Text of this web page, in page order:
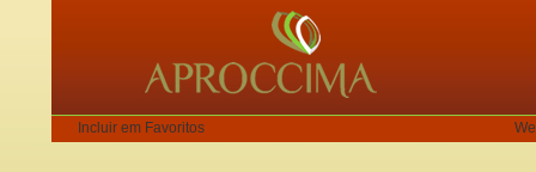
Incluir em Favoritos